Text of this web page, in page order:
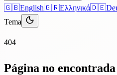
🇬🇧English🇬🇷Ελληνικά🇩🇪
Tema
404
Página no encontrada